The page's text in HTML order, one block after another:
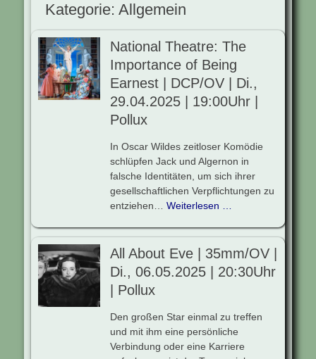
Kategorie: Allgemein
National Theatre: The
Importance of Being
Earnest | DCP/OV | Di.,
29.04.2025 | 19:00Uhr |
Pollux
In Oscar Wildes zeitloser Komödie
schlüpfen Jack und Algernon in
falsche Identitäten, um sich ihrer
gesellschaftlichen Verpflichtungen zu
entziehen… Weiterlesen …
All About Eve | 35mm/OV |
Di., 06.05.2025 | 20:30Uhr
| Pollux
Den großen Star einmal zu treffen
und mit ihm eine persönliche
Verbindung oder eine Karriere